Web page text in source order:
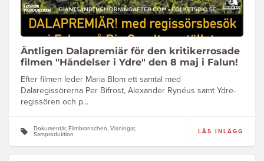
Äntligen Dalapremiär för den kritikerrosade
filmen "Händelser i Ydre" den 8 maj i Falun!
Efter filmen leder Maria Blom ett samtal med
Dalaregissörerna Per Bifrost, Alexander Rynéus samt Ydre-
regissören och p...
Dokumentär, Filmbranschen, Visningar,
Samproduktion
LÄS INLÄGG